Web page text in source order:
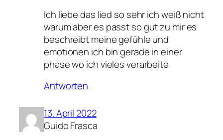
Ich liebe das lied so sehr ich weiß nicht
warum aber es passt so gut zu mir es
beschreibt meine gefühle und
emotionen ich bin gerade in einer
phase wo ich vieles verarbeite
Antworten
13. April 2022
Guido Frasca